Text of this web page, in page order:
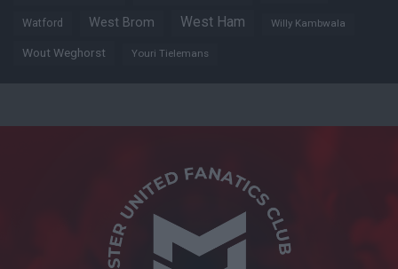
Watford West Brom West Ham Willy Kambwala
Wout Weghorst Youri Tielemans